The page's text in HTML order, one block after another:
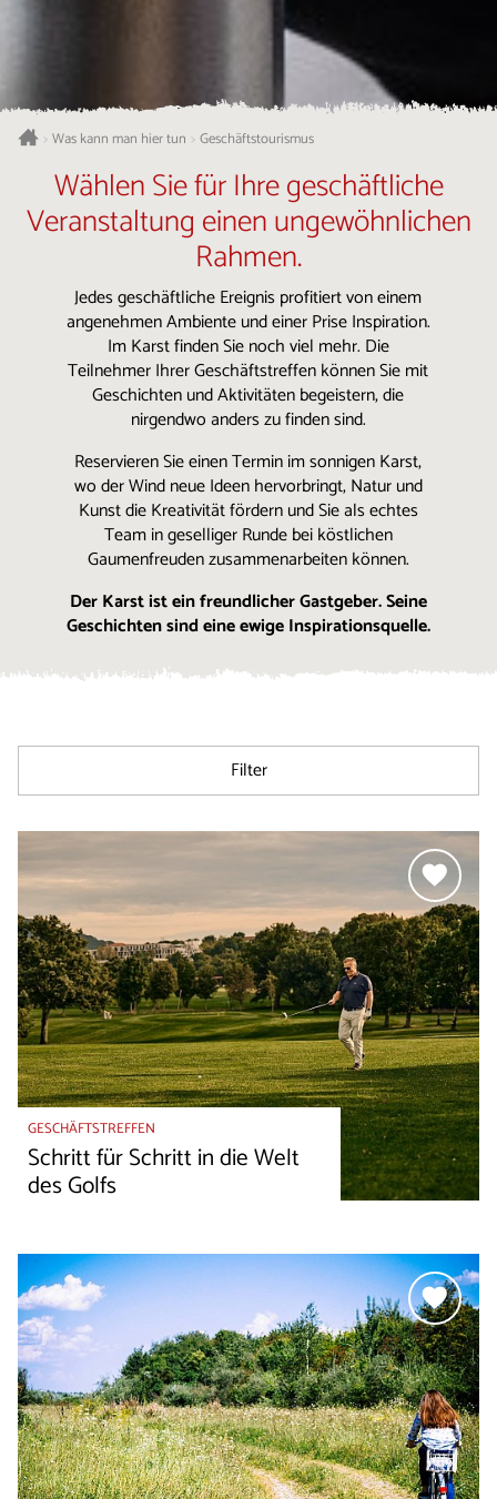
>Was kann man hier tun > Geschäftstourismus
Wählen Sie für Ihre geschäftliche
Veranstaltung einen ungewöhnlichen
Rahmen.
Jedes geschäftliche Ereignis profitiert von einem
angenehmen Ambiente und einer Prise Inspiration.
Im Karst finden Sie noch viel mehr. Die
Teilnehmer Ihrer Geschäftstreffen können Sie mit
Geschichten und Aktivitäten begeistern, die
nirgendwo anders zu finden sind.
Reservieren Sie einen Termin im sonnigen Karst,
wo der Wind neue Ideen hervorbringt, Natur und
Kunst die Kreativität fördern und Sie als echtes
Team in geselliger Runde bei köstlichen
Gaumenfreuden zusammenarbeiten können.
Der Karst ist ein freundlicher Gastgeber. Seine
Geschichten sind eine ewige Inspirationsquelle.
Filter
GESCHÄFTSTREFFEN
Schritt für Schritt in die Welt
des Golfs